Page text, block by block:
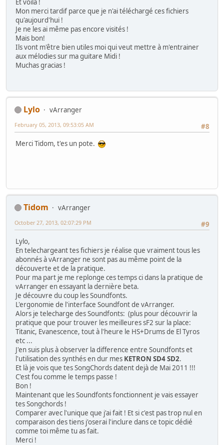
Et voilà !
Mon merci tardif parce que je n'ai téléchargé ces fichiers
qu'aujourd'hui !
Je ne les ai même pas encore visités !
Mais bon!
Ils vont m'être bien utiles moi qui veut mettre à m'entrainer
aux mélodies sur ma guitare Midi !
Muchas gracias !
Lylo
vArranger
#8
February 05, 2013, 09:53:05 AM
Merci Tidom, t'es un pote.
Tidom
vArranger
#9
October 27, 2013, 02:07:29 PM
Lylo,
En telechargeant tes fichiers je réalise que vraiment tous les
abonnés à vArranger ne sont pas au même point de la
découverte et de la pratique.
Pour ma part je me replonge ces temps ci dans la pratique de
vArranger en essayant la dernière beta.
Je découvre du coup les Soundfonts.
L'ergonomie de l'interface Soundfont de vArranger.
Alors je telecharge des Soundfonts: (plus pour découvrir la
pratique que pour trouver les meilleures sF2 sur la place:
Titanic, Evanescence, tout à l'heure le HS+Drums de El Tyros
etc ...
J'en suis plus à observer la difference entre Soundfonts et
l'utilisation des synthés en dur mes KETRON SD4 SD2.
Et là je vois que tes SongChords datent dejà de Mai 2011 !!!
C'est fou comme le temps passe !
Bon !
Maintenant que les Soundfonts fonctionnent je vais essayer
tes Songchords !
Comparer avec l'unique que j'ai fait ! Et si c'est pas trop nul en
comparaison des tiens j'oserai l'inclure dans ce topic dédié
comme toi même tu as fait.
Merci !